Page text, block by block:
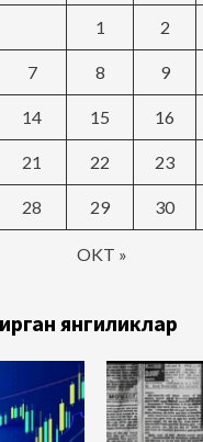
OKT »
1 2
7 8 9
14 15 16
21 22 23
28 29 30
янгиликлар